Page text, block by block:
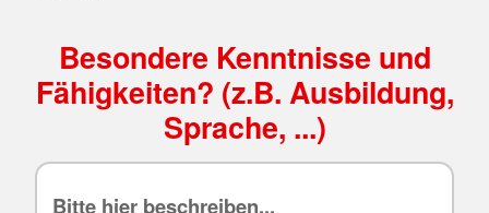
Besondere Kenntnisse und
Fähigkeiten? (z.B. Ausbildung,
Sprache, ...)